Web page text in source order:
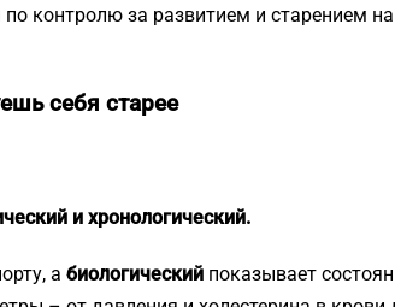
контролю за развитием и старением
себя старее
и хронологический.
а биологический показывает